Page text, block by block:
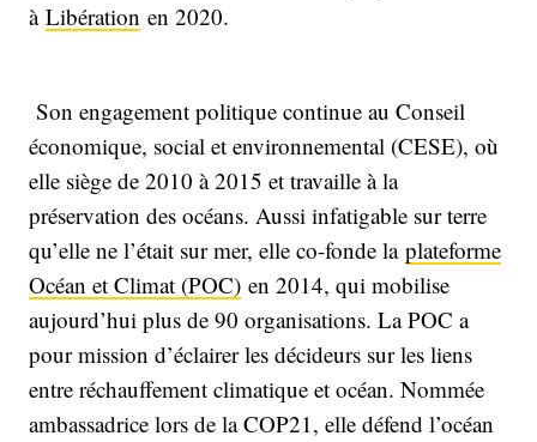
à Libération en 2020.
Son engagement politique continue au Conseil
économique, social et environnemental (CESE), où
elle siège de 2010 à 2015 et travaille à la
préservation des océans. Aussi infatigable sur terre
qu’elle ne l’était sur mer, elle co-fonde la plateforme
Océan et Climat (POC) en 2014, qui mobilise
aujourd’hui plus de 90 organisations. La POC a
pour mission d’éclairer les décideurs sur les liens
entre réchauffement climatique et océan. Nommée
ambassadrice lors de la COP21, elle défend l’océan